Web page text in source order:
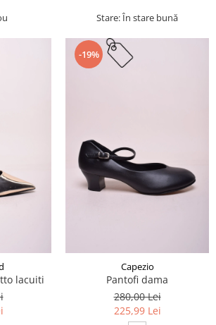
Stare: În stare bună
lacuiti
-19%
Capezio
Pantofi dama
280,00 Lei
225,99 Lei